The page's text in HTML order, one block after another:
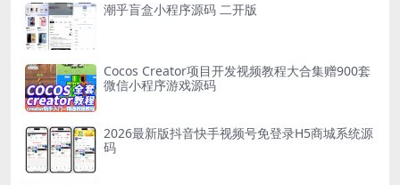
潮乎盲盒小程序源码 二开版
Cocos Creator项目开发视频教程大合集赠900套
微信小程序游戏源码
2026最新版抖音快手视频号免登录H5商城系统源
码